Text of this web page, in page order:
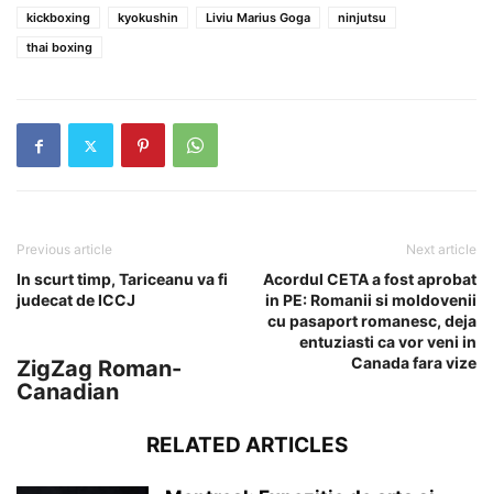
kickboxing
kyokushin Liviu Marius Goga
ninjutsu
thai boxing
Previous article
In scurt timp, Tariceanu va fi
judecat de ICCJ
Next article
Acordul CETA a fost aprobat
in PE: Romanii si moldovenii
cu pasaport romanesc, deja
entuziasti ca vor veni in
Canada fara vize
ZigZag Roman-
Canadian
RELATED ARTICLES